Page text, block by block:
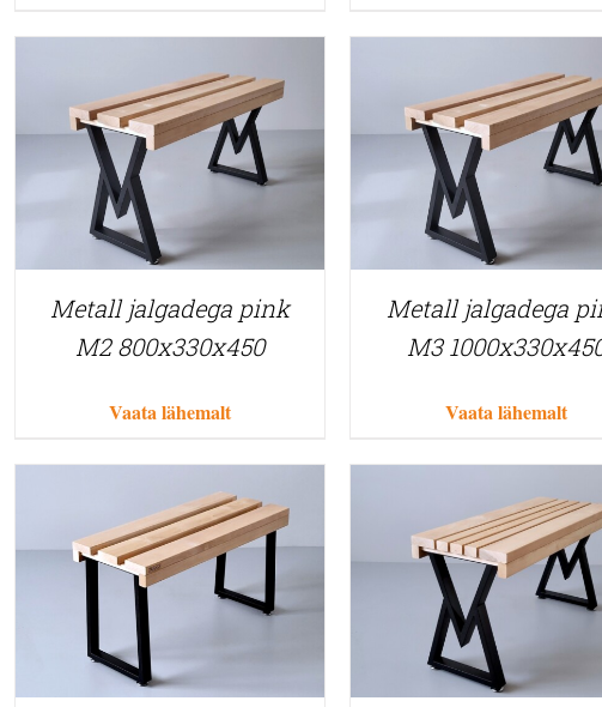
Metall jalgadega pink
M2 800x330x450
Vaata lähemalt
Metall jalgadega
M3
Vaata lähemalt